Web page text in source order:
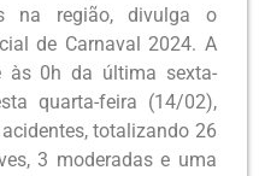
na região, divulga o
de Carnaval 2024. A
às 0h da última sexta-
quarta-feira (14/02),
totalizando 26
3 moderadas e uma